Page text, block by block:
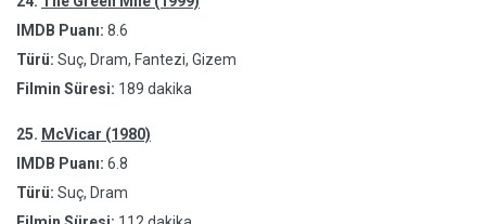
IMDB Puanı: 8.6
Türü: Suç, Dram, Fantezi, Gizem
Filmin Süresi: 189 dakika
25. McVicar (1980)
IMDB Puanı: 6.8
Türü: Suç, Dram